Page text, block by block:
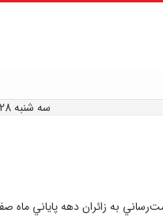
سه شنبه 1404/05/28